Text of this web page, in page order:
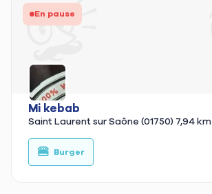
En pause
Mi kebab
Saint Laurent sur Saône (01750) 7,94 km
🍔 Burger